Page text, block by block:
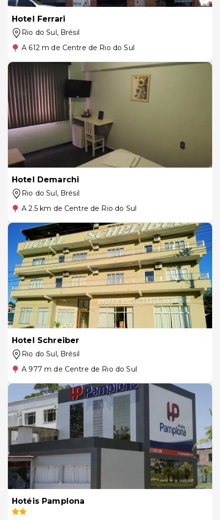
Hotel Ferrari
Rio do Sul, Brésil
A 612 m de Centre de Rio do Sul
Hotel Demarchi
Rio do Sul, Brésil
A 2.5 km de Centre de Rio do Sul
Hotel Schreiber
Rio do Sul, Brésil
A 977 m de Centre de Rio do Sul
Hotéis Pamplona